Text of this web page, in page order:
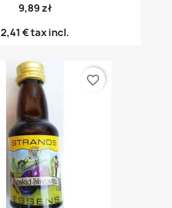
9,89 zł
2,41 €tax incl.
favorite_border